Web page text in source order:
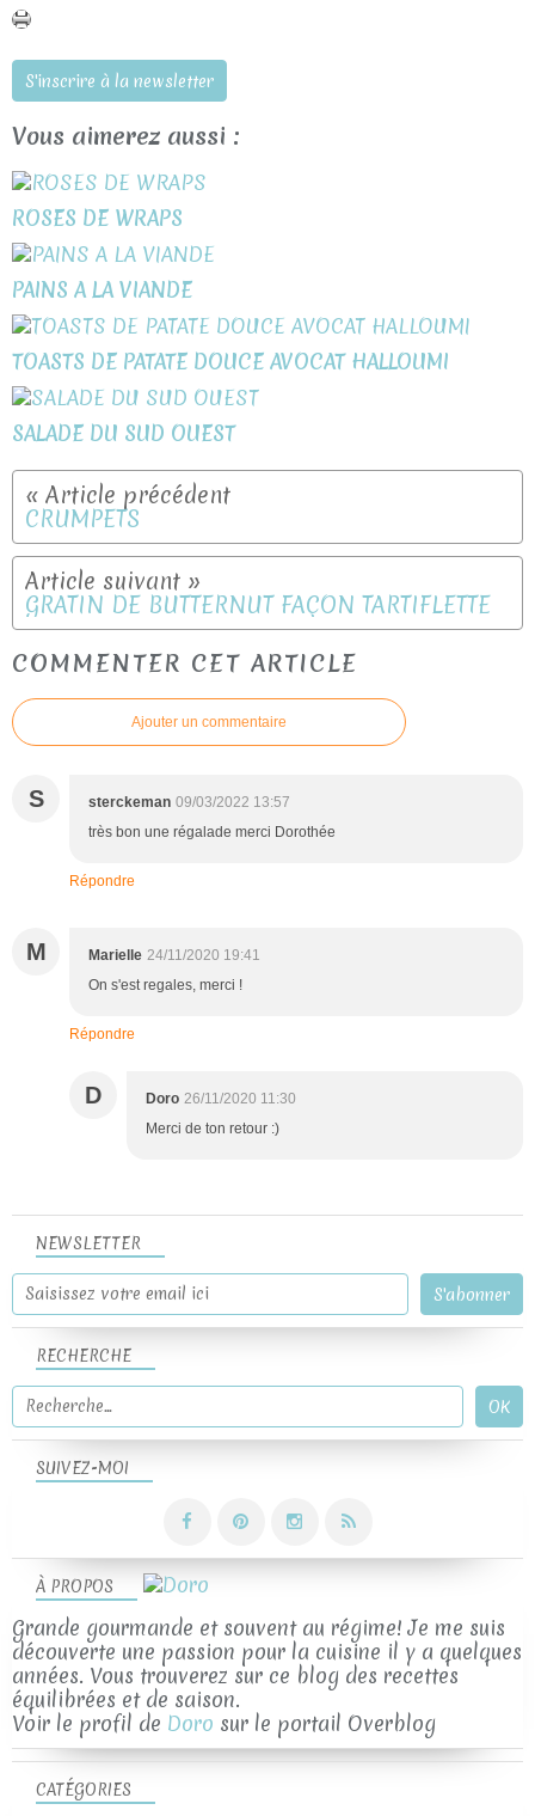
S'inscrire à la newsletter
Vous aimerez aussi :
ROSES DE WRAPS
PAINS A LA VIANDE
TOASTS DE PATATE DOUCE AVOCAT HALLOUMI
SALADE DU SUD OUEST
CRUMPETS
GRATIN DE BUTTERNUT FAÇON TARTIFLETTE
COMMENTER CET ARTICLE
Ajouter un commentaire
S sterckeman 09/03/2022 13:57
très bon une régalade merci Dorothée
Répondre
M Marielle 24/11/2020 19:41
On s'est regales, merci !
Répondre
D Doro 26/11/2020 11:30
Merci de ton retour :)
NEWSLETTER
SUIVEZ-MOI
RECHERCHE
À PROPOS
Grande gourmande et souvent au régime! Je me suis
découverte une passion pour la cuisine il y a quelques
années. Vous trouverez sur ce blog des recettes
équilibrées et de saison.
Voir le profil de Doro sur le portail Overblog
CATÉGORIES